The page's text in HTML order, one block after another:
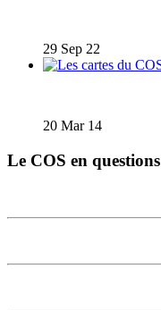
29 Sep 22
20 Mar 14
Le COS en questions